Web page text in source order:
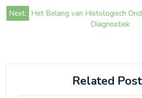
Next: Het Belang van Histologisch
Diagnostiek
Related